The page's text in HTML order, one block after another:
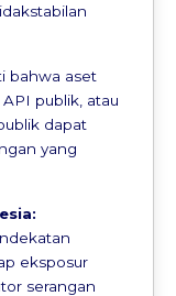
bahwa aset
publik, atau
dapat
yang
eksposur
serangan